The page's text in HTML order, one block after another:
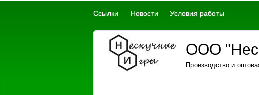
Ссылки Новости Условия работы
ООО
Производство и